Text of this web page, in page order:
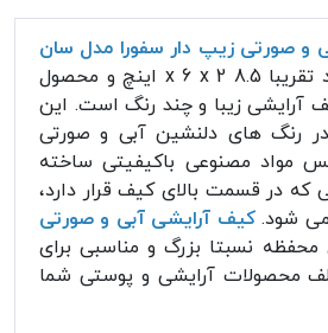
و صورتی زیپ دار سفورا مدل سان
با ابعاد تقریبا 8.5 x 6 x 2 اینچ و محصول
آرایشی زیبا و چند رنگ است. این
رنگ های دلنشین آبی و صورتی
مواد مصنوعی باکیفیتی ساخته
در قسمت بالای کیف قرار دارد،
می شود.کیف آرایشی آبی و صورتی
محفظه نسبتا بزرگ و مناسبی برای
محصولات آرایشی و پوستی شما